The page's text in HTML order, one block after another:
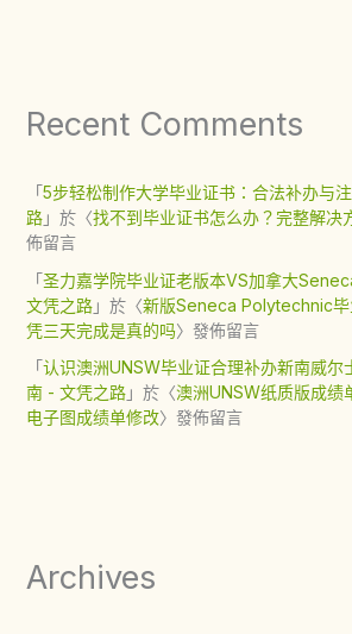
Recent Comments
「5步轻松制作大学毕业证书：合法补办与
路」於〈找不到毕业证书怎么办？完整解决
佈留言
「圣力嘉学院毕业证老版本VS加拿大
文凭之路」於〈新版Seneca Polytechnic毕
凭三天完成是真的吗〉發佈留言
「认识澳洲UNSW毕业证合理补办新南威尔
南 - 文凭之路」於〈澳洲UNSW纸质版成绩
电子图成绩单修改〉發佈留言
Archives